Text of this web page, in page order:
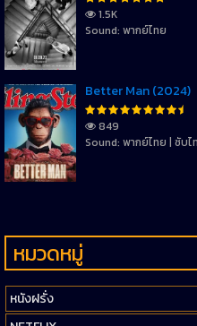
1.5K
Sound: พากย์ไทย
Better Man (2024)
849
Sound: พากย์ไทย | ซับไ
หมวดหมู่
หนังฝรั่ง